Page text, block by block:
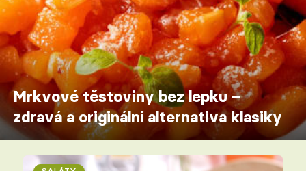
Mrkvové těstoviny bez lepku –
zdravá a originální alternativa klasiky